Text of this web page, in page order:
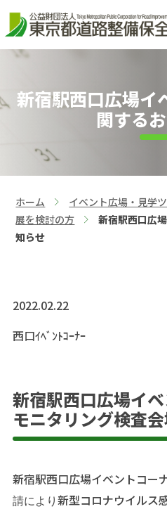
新宿駅西口広場イ
関する
ホーム
>
イベント広場・見学
展を検討の方
新宿駅西口広
知らせ
2022.02.22
西口ｲﾍﾞﾝﾄｺｰﾅｰ
新宿駅西口広場イ
モニタリング検査
新宿駅西口広場イベントコー
請により 新型コロナウイルス